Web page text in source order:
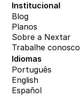
Institucional
Blog
Planos
Sobre a Nextar
Trabalhe conosco
Idiomas
Português
English
Español